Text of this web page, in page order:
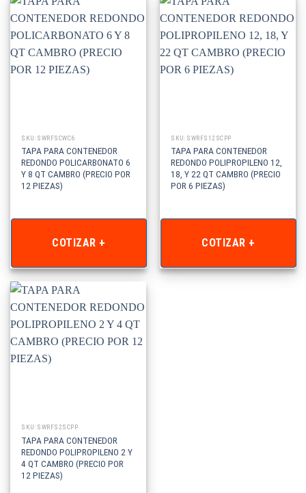
SKU: SWRFSCWC6
TAPA PARA CONTENEDOR
REDONDO POLICARBONATO 6
Y 8 QT CAMBRO (PRECIO POR
12 PIEZAS)
COTIZAR +
SKU: SWRFS12SCPP
TAPA PARA CONTENEDOR
REDONDO POLIPROPILENO 12,
18, Y 22 QT CAMBRO (PRECIO
POR 6 PIEZAS)
COTIZAR +
SKU: SWRFS2SCPP
TAPA PARA CONTENEDOR
REDONDO POLIPROPILENO 2 Y
4 QT CAMBRO (PRECIO POR
12 PIEZAS)